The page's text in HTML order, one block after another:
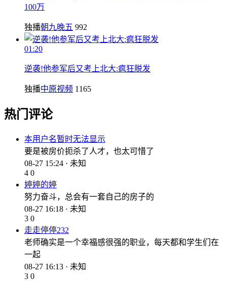
100万
独播朝九晚五 992
01:20
逆袭!他参军后又考上北大:疯狂脱发
独播中原视频 1165
热门评论
本用户名暂时无法显示
要是被房价扼杀了人才，也太可惜了
08-27 15:24 · 未知
4 0
婷婷的婷
努力奋斗，总会有一套自己的房子的
08-27 16:18 · 未知
3 0
走走停停232
老师确实是一个幸福感很强的职业，每天都和学生们在
一起
08-27 16:13 · 未知
3 0